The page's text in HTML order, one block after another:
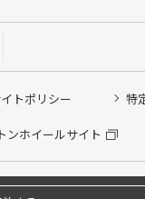
トポリシー 特
ンホイールサイト
Co.,Ltd. All rights Reserved.
選択ください